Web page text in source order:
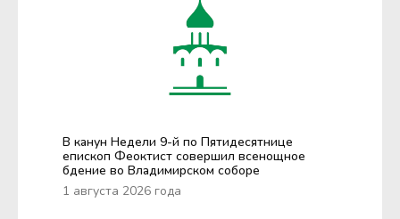
В канун Недели 9-й по Пятидесятнице
епископ Феоктист совершил всенощное
бдение во Владимирском соборе
1 августа 2026 года